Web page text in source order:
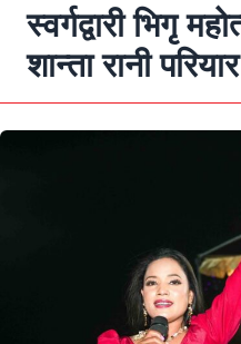
स्वर्गद्वारी भिगृ
शान्ता रानी